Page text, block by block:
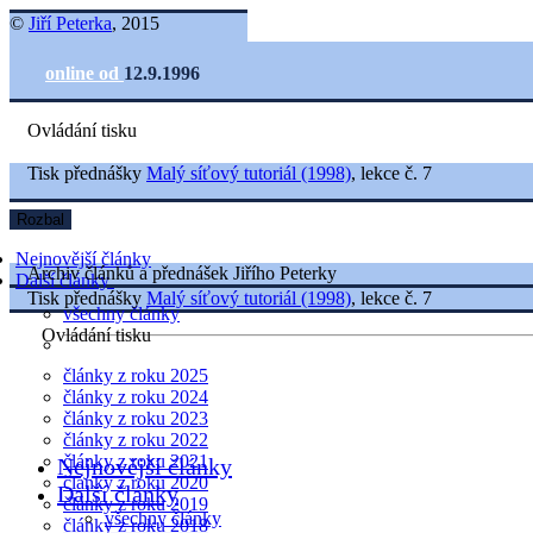
© Jiří Peterka, 2015
online od 12.9.1996
Ovládání tisku
Nejnovější články
Další články
všechny články
články z roku 2025
články z roku 2024
články z roku 2023
články z roku 2022
články z roku 2021
články z roku 2020
články z roku 2019
články z roku 2018
Tisk přednášky Malý síťový tutoriál (1998), lekce č. 7
Rozbal
Archiv článků a přednášek Jiřího Peterky
Tisk přednášky Malý síťový tutoriál (1998), lekce č. 7
Ovládání tisku
Nejnovější články
Další články
všechny články